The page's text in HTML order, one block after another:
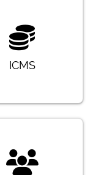
ICMS